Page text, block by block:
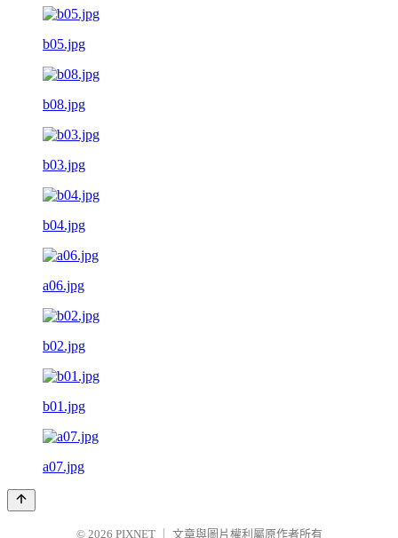
b05.jpg
b08.jpg
b03.jpg
b04.jpg
a06.jpg
b02.jpg
b01.jpg
a07.jpg
© 2026 PIXNET 文章與圖片權利屬原作者所有